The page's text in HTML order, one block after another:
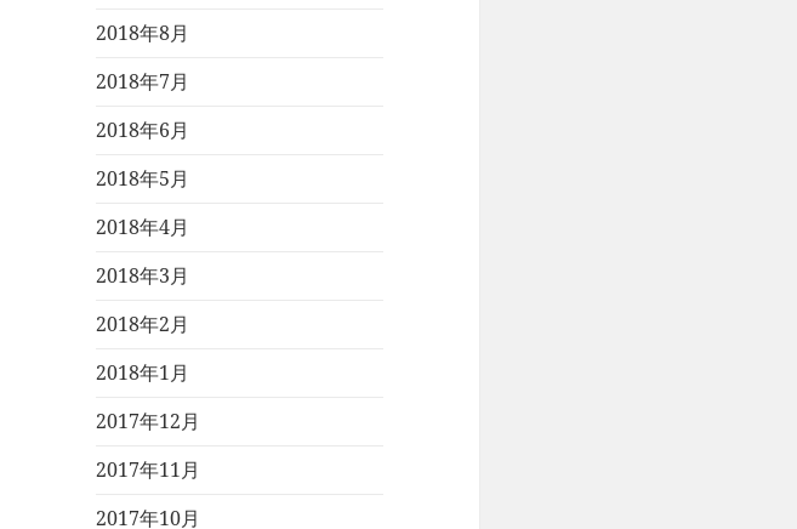
2018年8月
2018年7月
2018年6月
2018年5月
2018年4月
2018年3月
2018年2月
2018年1月
2017年12月
2017年11月
2017年10月